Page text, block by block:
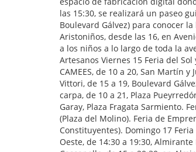
las 15:30, se realizará un paseo
Boulevard Gálvez) para conocer
Aristoniños, desde las 16, en
a los niños a lo largo de toda la
Artesanos Viernes 15 Feria del
CAMEES, de 10 a 20, San Martín
Vittori, de 15 a 19, Boulevard
carpa, de 10 a 21, Plaza
Garay, Plaza Fragata Sarmiento.
(Plaza del Molino). Feria de
Constituyentes). Domingo 17
Oeste, de 14:30 a 19:30,